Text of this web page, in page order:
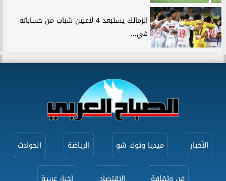
الزمالك يستبعد 4 لاعبين شباب من حساباته
في...
الأخبار ميديا وتوك شو الرياضة الحوادث